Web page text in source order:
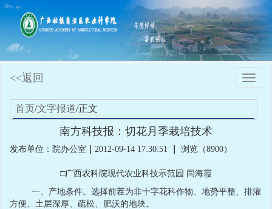
Toggle
<<返回
首页/文字报道/正文
南方科技报：切花月季栽培技术
发布单位：院办公室 2012-09-14 17:30:51 浏览（8900）
□广西农科院现代农业科技示范园 闫海霞
一、产地条件。选择前茬为非十字花科作物、地势平整、排灌
方便、土层深厚、疏松、肥沃的地块。